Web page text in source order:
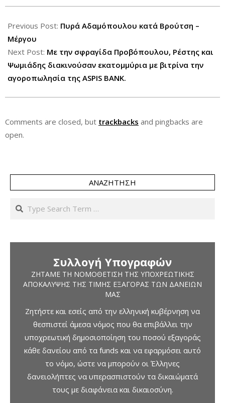
11-
07
Previous Post: Πυρά Αδαμόπουλου κατά Βρούτση –
Μέργου
Next Post: Με την σφραγίδα Προβόπουλου, Ρέστης και
Ψωμιάδης διακινούσαν εκατομμύρια με βιτρίνα την
αγοροπωλησία της ASPIS BANK.
Comments are closed, but trackbacks and pingbacks are
open.
ΑΝΑΖΉΤΗΣΗ
Search
Συλλογή Υπογραφών
ΖΗΤΆΜΕ ΤΗ ΝΟΜΟΘΈΤΙΣΗ ΤΗΣ ΥΠΟΧΡΕΩΤΙΚΉΣ
ΑΠΟΚΆΛΥΨΗΣ ΤΗΣ ΤΙΜΉΣ ΕΞΑΓΟΡΆΣ ΤΩΝ ΔΑΝΕΊΩΝ
ΜΑΣ
Ζητήστε και εσείς από την ελληνική κυβέρνηση να
θεσπιστεί άμεσα νόμος που θα επιβάλλει την
υποχρεωτική δημοσιοποίηση του ποσού εξαγοράς
κάθε δανείου από τα funds και να εφαρμόσει αυτό
το νόμο, ώστε να μπορούν οι Έλληνες
δανειολήπτες να υπερασπιστούν τα δικαιώματά
τους με διαφάνεια και δικαιοσύνη.